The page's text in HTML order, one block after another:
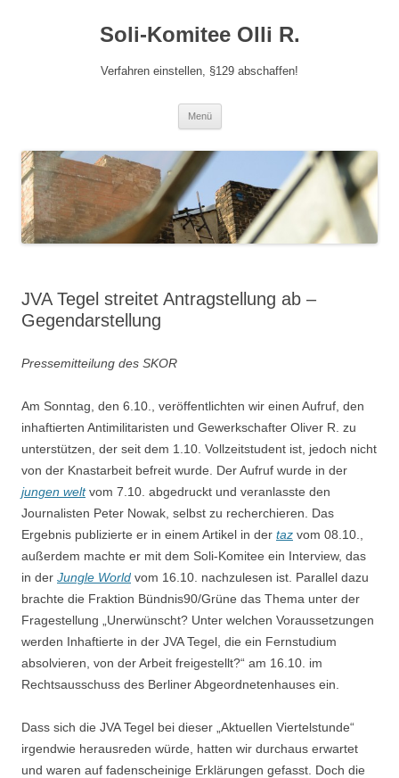
Soli-Komitee Olli R.
Verfahren einstellen, §129 abschaffen!
Menü
JVA Tegel streitet Antragstellung ab –
Gegendarstellung
Pressemitteilung des SKOR
Am Sonntag, den 6.10., veröffentlichten wir einen Aufruf, den
inhaftierten Antimilitaristen und Gewerkschafter Oliver R. zu
unterstützen, der seit dem 1.10. Vollzeitstudent ist, jedoch nicht
von der Knastarbeit befreit wurde. Der Aufruf wurde in der
jungen weltvom 7.10. abgedruckt und veranlasste den
Journalisten Peter Nowak, selbst zu recherchieren. Das
Ergebnis publizierte er in einem Artikel in der taz vom 08.10.,
außerdem machte er mit dem Soli-Komitee ein Interview, das
in der Jungle World vom 16.10. nachzulesen ist. Parallel dazu
brachte die Fraktion Bündnis90/Grüne das Thema unter der
Fragestellung „Unerwünscht? Unter welchen Voraussetzungen
werden Inhaftierte in der JVA Tegel, die ein Fernstudium
absolvieren, von der Arbeit freigestellt?“ am 16.10. im
Rechtsausschuss des Berliner Abgeordnetenhauses ein.
Dass sich die JVA Tegel bei dieser „Aktuellen Viertelstunde“
irgendwie herausreden würde, hatten wir durchaus erwartet
und waren auf fadenscheinige Erklärungen gefasst. Doch die